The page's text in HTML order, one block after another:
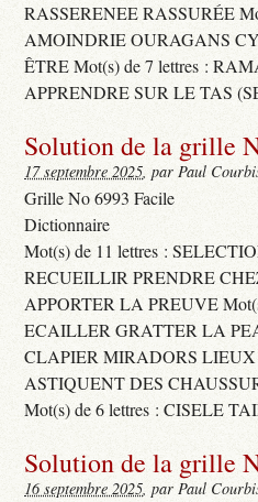
RASSERENEE RASSURÉE
AMOINDRIE OURAGANS
ÊTRE Mot(s) de 7 lettres :
APPRENDRE SUR LE TAS
Solution de la grille
17 septembre 2025, par Paul
Grille No 6993 Facile
Dictionnaire
Mot(s) de 11 lettres :
RECUEILLIR PRENDRE
APPORTER LA PREUVE
ECAILLER GRATTER LA
CLAPIER MIRADORS LIEUX
ASTIQUENT DES
Mot(s) de 6 lettres : CISELE
Solution de la grille
16 septembre 2025, par Paul